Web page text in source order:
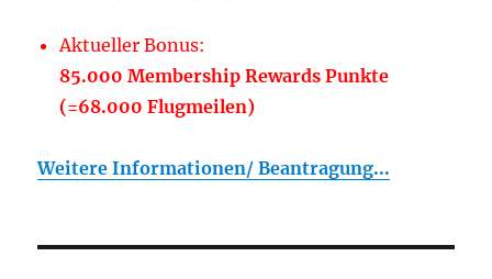
Aktueller Bonus:
85.000 Membership Rewards Punkte
(=68.000 Flugmeilen)
Weitere Informationen/ Beantragung...